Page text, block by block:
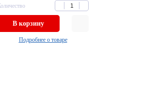
В корзину
Подробнее о товаре